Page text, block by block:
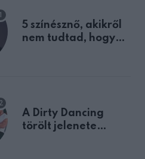
5 színésznő, akikről
nem tudtad, hogy
A Dirty Dancing
törölt jelenete